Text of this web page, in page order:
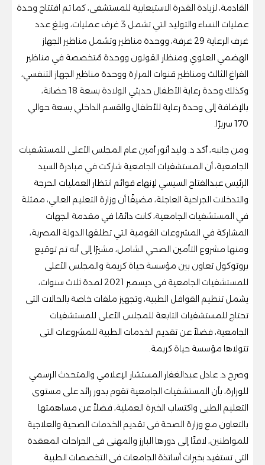
القادمة، لزيادة القدرة الاستيعابية للمستشفى، كما تم افتتاح وحدة
عمليات النساء والتوليد التي تشمل 3 غرف عمليات، وبلغ عدد
غرف الرعاية 29 غرفة، ووحدة مناظير وتشمل مناظير الجهاز
الهضمي العلوي ومنظار القولون ووحدة مُتخصصة في مناظير
الفراغ الثالث ومناظير قنوات المرارة ووحدة مناظير الجهاز التنفسي،
وكذلك وحدة رعاية الأطفال حديثي الولادة بسعة 18 حضانة،
بالإضافة إلى وحدة رعاية للأطفال والقسم الداخلي بسعة حوالي
170 سريرًا.
ومن جانبه، أكد د. وليد أنور أمين عام المجلس الأعلى للمستشفيات
الجامعية، أن المستشفيات الجامعية شاركت في مبادرة السيد
الرئيس عبدالفتاح السيسي لإنهاء قوائم انتظار العمليات الحرجة
والتدخلات الجراحية العاجلة، مضيفًا أن وزارة التعليم العالي، ممثلة
في المستشفيات الجامعية، كانت دائمًا في مقدمة الجهات
المشاركة في المشروعات القومية التي تطلقها الدولة المصرية،
ومنها مشروع التأمين الصحي الشامل، مشيرًا إلى أنه تم توقيع
بروتوكول تعاون بين مؤسسة حياة كريمة والمجلس الأعلى
للمستشفيات الجامعية فى ديسمبر 2021 لمدة ثلاث سنوات،
يشمل تنظيم القوافل الطبية، وتجهيز ملفات خاصة بالحالات التى
تحتاج للمستشفيات التابعة للمجلس الأعلى للمستشفيات
الجامعية، فضلاً عن تقديم الخدمات الطبية للمشروعات التى
تتولاها مؤسسة حياة كريمة.
وصرح د. عادل عبدالغفار المستشار الإعلامي والمتحدث الرسمي
للوزارة، بأن المستشفيات الجامعية تقوم بدور رائد على مستوى
التعليم الطبى واكتساب الخبرة العملية، فضلاً عن مساهمتها
بالتعاون مع وزارة الصحة فى تقديم الخدمات الصحية والعلاجية
للمواطنين، لافتًا إلى دورها البارز والمهنى فى الجراحات المعقدة
التى تستفيد بخبرات أساتذة الجامعات فى التخصصات الطبية